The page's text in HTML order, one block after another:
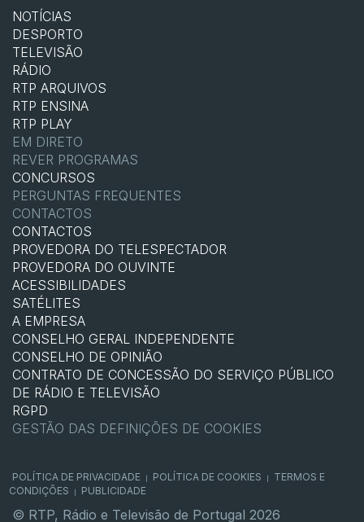
NOTÍCIAS
DESPORTO
TELEVISÃO
RÁDIO
RTP ARQUIVOS
RTP ENSINA
RTP PLAY
EM DIRETO
REVER PROGRAMAS
CONCURSOS
PERGUNTAS FREQUENTES
CONTACTOS
CONTACTOS
PROVEDORA DO TELESPECTADOR
PROVEDORA DO OUVINTE
ACESSIBILIDADES
SATÉLITES
A EMPRESA
CONSELHO GERAL INDEPENDENTE
CONSELHO DE OPINIÃO
CONTRATO DE CONCESSÃO DO SERVIÇO PÚBLICO
DE RÁDIO E TELEVISÃO
RGPD
GESTÃO DAS DEFINIÇÕES DE COOKIES
POLÍTICA DE PRIVACIDADE POLÍTICA DE COOKIES
TERMOS E
CONDIÇÕES
PUBLICIDADE
© RTP, Rádio e Televisão de Portugal 2026